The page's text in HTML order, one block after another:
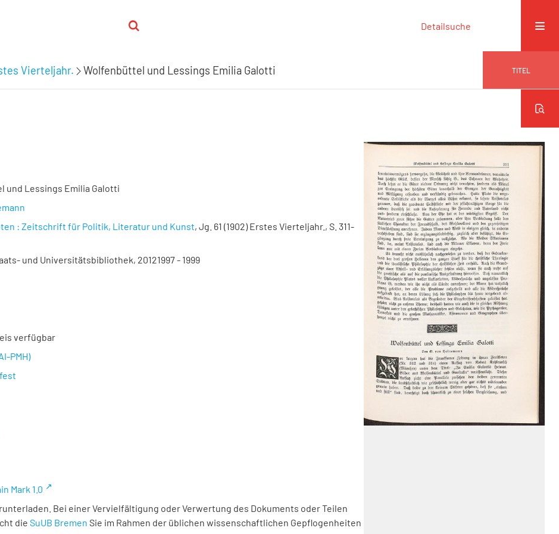
Detailsuche
Vierteljahr. Wolfenbüttel und Lessings Emilia Galotti TITEL
und Lessings Emilia Galotti
: Zeitschrift für Politik, Literatur und Kunst, Jg. 61 (1902) Erstes Vierteljahr., S. 311-
und Universitätsbibliothek, 20121997 - 1999
verfügbar
PMH)
Mark 1.0
Bei einer Vervielfältigung oder Verwertung des Dokuments oder Teilen
die SuUB Bremen Sie im Rahmen der üblichen wissenschaftlichen Gepflogenheiten